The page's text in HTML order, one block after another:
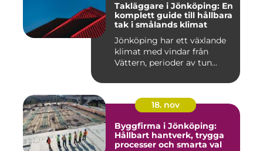
Takläggare i Jönköping: En
komplett guide till hållbara
tak i smålands klimat
Jönköping har ett växlande
klimat med vindar från
Vättern, perioder av tun...
18. nov
Byggfirma i Jönköping:
Hållbart hantverk, trygga
processer och smarta val